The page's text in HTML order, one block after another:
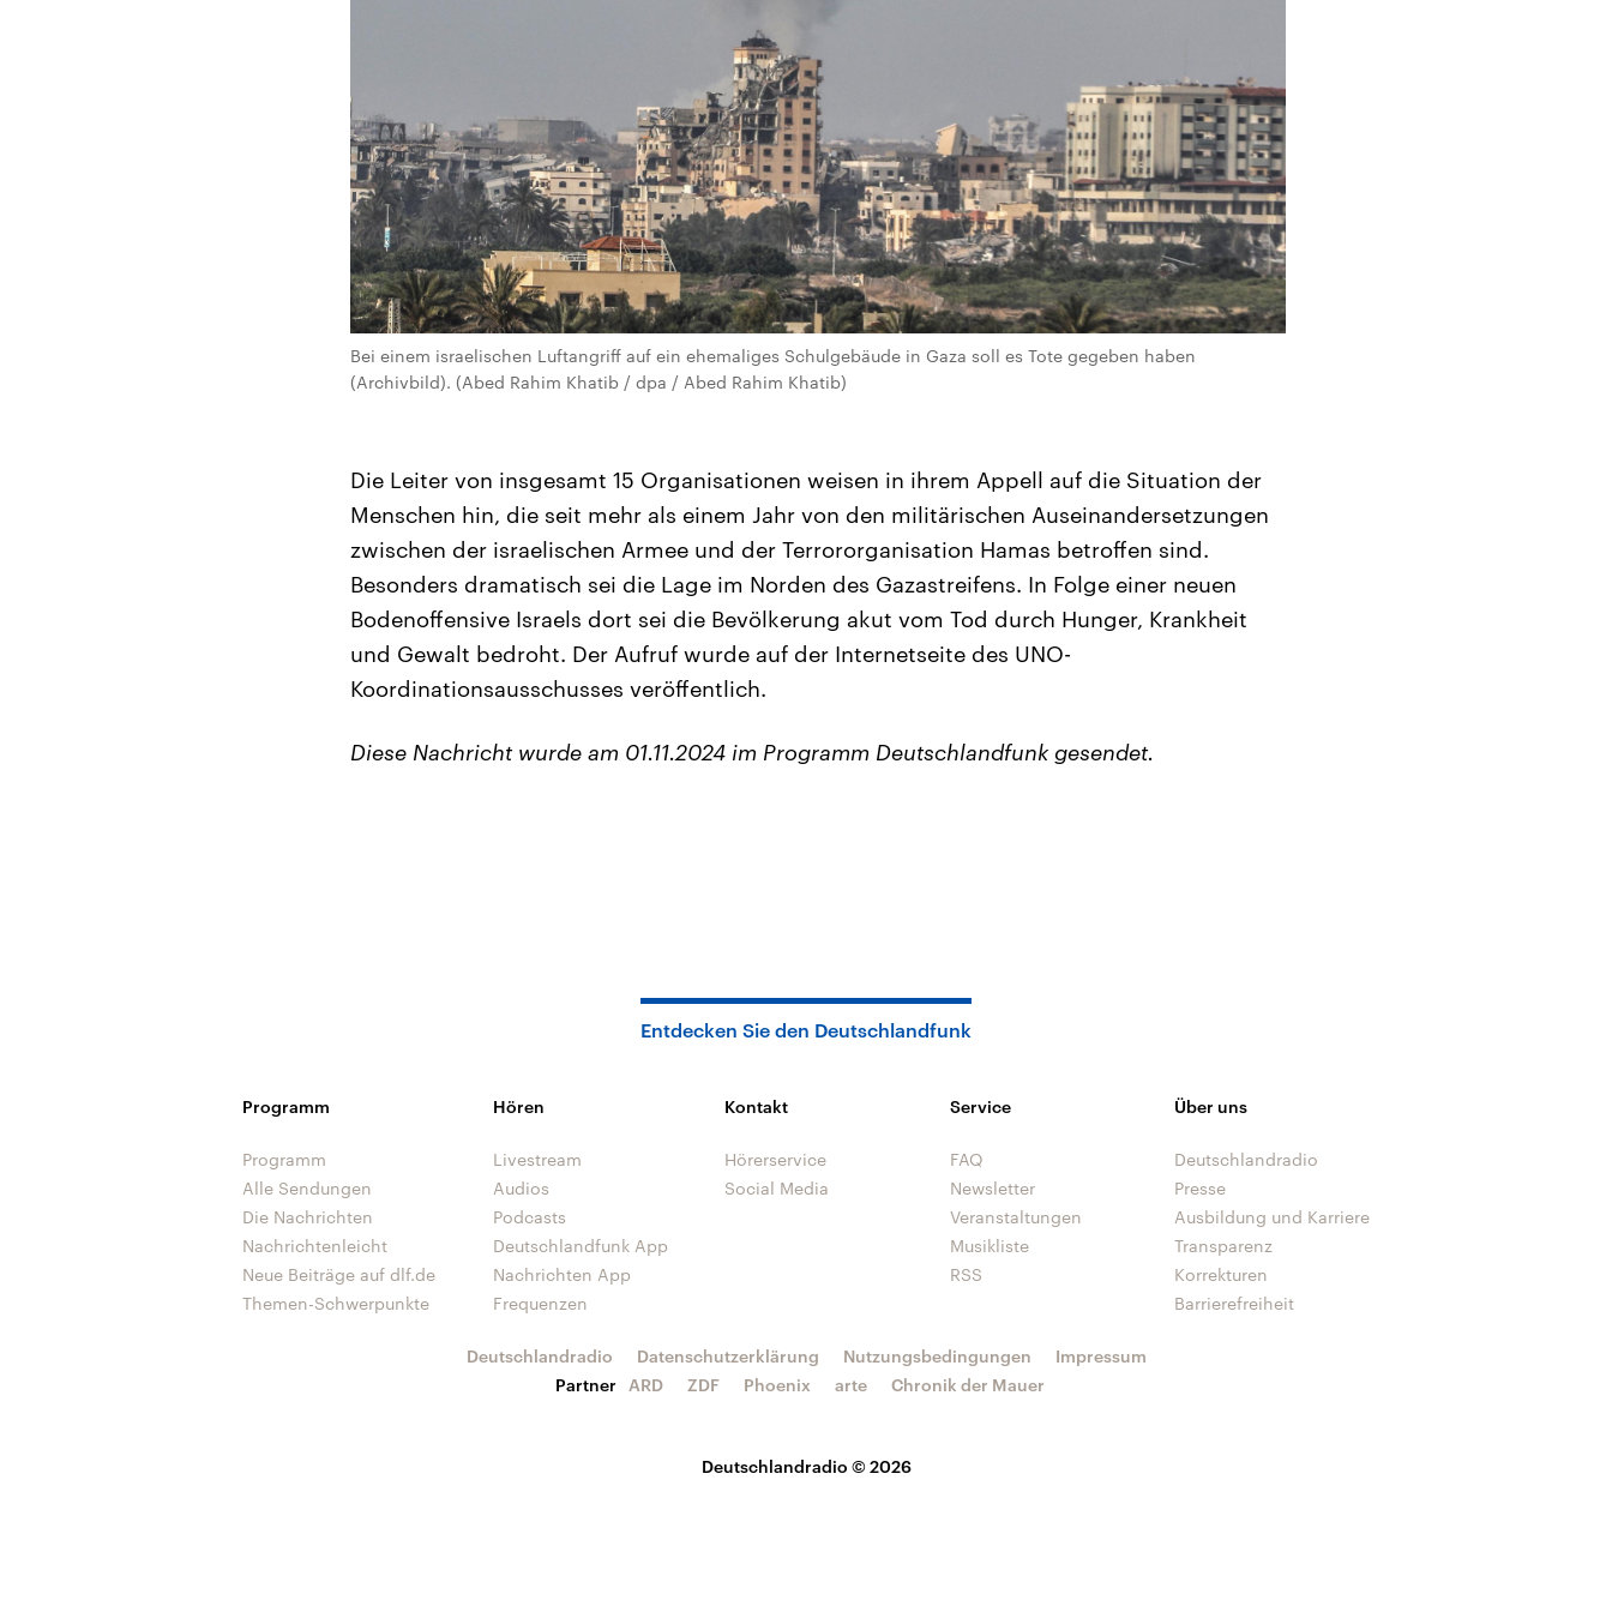
Bei einem israelischen Luftangriff auf ein ehemaliges Schulgebäude in Gaza soll es Tote gegeben haben
(Archivbild). (Abed Rahim Khatib / dpa / Abed Rahim Khatib)
Die Leiter von insgesamt 15 Organisationen weisen in ihrem Appell auf die Situation der
Menschen hin, die seit mehr als einem Jahr von den militärischen Auseinandersetzungen
zwischen der israelischen Armee und der Terrororganisation Hamas betroffen sind.
Besonders dramatisch sei die Lage im Norden des Gazastreifens. In Folge einer neuen
Bodenoffensive Israels dort sei die Bevölkerung akut vom Tod durch Hunger, Krankheit
und Gewalt bedroht. Der Aufruf wurde auf der Internetseite des UNO-
Koordinationsausschusses veröffentlich.
Diese Nachricht wurde am 01.11.2024 im Programm Deutschlandfunk gesendet.
Entdecken Sie den Deutschlandfunk
Programm
Programm
Alle Sendungen
Die Nachrichten
Nachrichtenleicht
Neue Beiträge auf dlf.de
Themen-Schwerpunkte
Hören
Livestream
Audios
Podcasts
Deutschlandfunk App
Nachrichten App
Frequenzen
Kontakt
Hörerservice
Social Media
Service
FAQ
Newsletter
Veranstaltungen
Musikliste
RSS
Über uns
Deutschlandradio
Presse
Ausbildung und Karriere
Transparenz
Korrekturen
Barrierefreiheit
Deutschlandradio © 2026
Deutschlandradio Datenschutzerklärung Nutzungsbedingungen
Impressum
Partner
ARD ZDF Phoenix arte Chronik der Mauer